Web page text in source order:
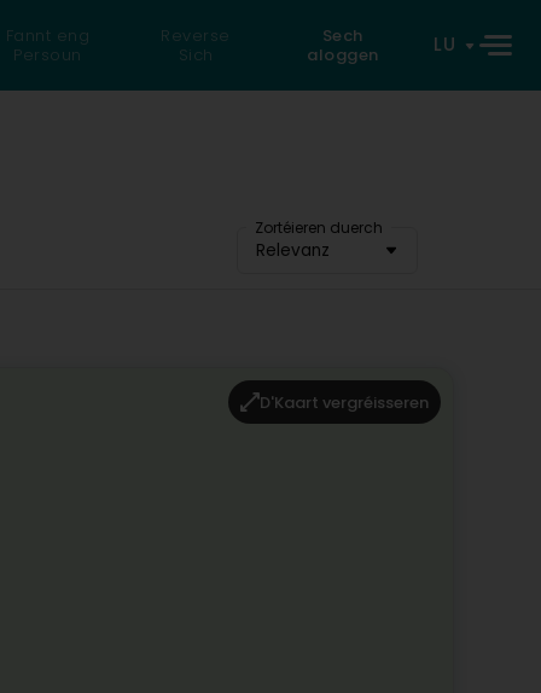
Fannt eng
Persoun
Reverse
Sich
Sech
aloggen
LU
Zortéieren duerch
Relevanz
D'Kaart vergréisseren